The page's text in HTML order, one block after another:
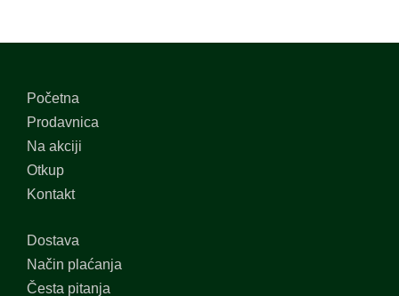
Početna
Prodavnica
Na akciji
Otkup
Kontakt
Dostava
Način plaćanja
Česta pitanja